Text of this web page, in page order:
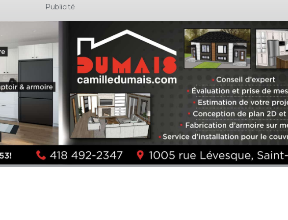
Publicité